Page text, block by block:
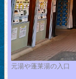
元湯や蓬莱湯の入口